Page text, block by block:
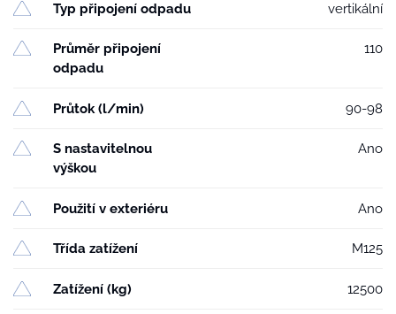
Typ připojení odpadu vertikální
Průměr připojení
odpadu
110
Průtok (l/min) 90-98
S nastavitelnou
výškou
Ano
Použití v exteriéru Ano
Třída zatížení M125
Zatížení (kg) 12500